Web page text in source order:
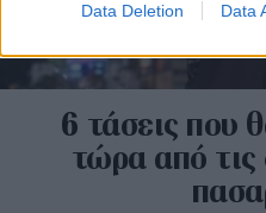
Data Deletion Data
6 τάσεις που
τώρα από